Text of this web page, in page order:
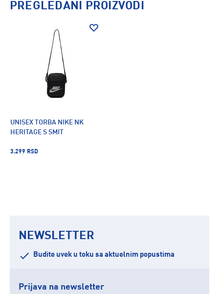
PREGLEDANI PROIZVODI
UNISEX TORBA NIKE NK
HERITAGE S SMIT
3.299 RSD
NEWSLETTER
Budite uvek u toku sa aktuelnim popustima
Prijava na newsletter